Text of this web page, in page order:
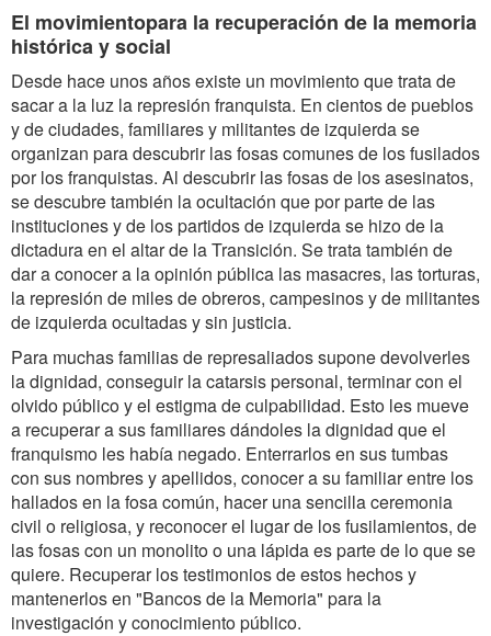
El movimientopara la recuperación de la memoria
histórica y social
Desde hace unos años existe un movimiento que trata de
sacar a la luz la represión franquista. En cientos de pueblos
y de ciudades, familiares y militantes de izquierda se
organizan para descubrir las fosas comunes de los fusilados
por los franquistas. Al descubrir las fosas de los asesinatos,
se descubre también la ocultación que por parte de las
instituciones y de los partidos de izquierda se hizo de la
dictadura en el altar de la Transición. Se trata también de
dar a conocer a la opinión pública las masacres, las torturas,
la represión de miles de obreros, campesinos y de militantes
de izquierda ocultadas y sin justicia.
Para muchas familias de represaliados supone devolverles
la dignidad, conseguir la catarsis personal, terminar con el
olvido público y el estigma de culpabilidad. Esto les mueve
a recuperar a sus familiares dándoles la dignidad que el
franquismo les había negado. Enterrarlos en sus tumbas
con sus nombres y apellidos, conocer a su familiar entre los
hallados en la fosa común, hacer una sencilla ceremonia
civil o religiosa, y reconocer el lugar de los fusilamientos, de
las fosas con un monolito o una lápida es parte de lo que se
quiere. Recuperar los testimonios de estos hechos y
mantenerlos en "Bancos de la Memoria" para la
investigación y conocimiento público.